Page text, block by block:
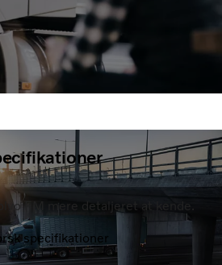
FM mere detaljeret at kende.
specifikationer